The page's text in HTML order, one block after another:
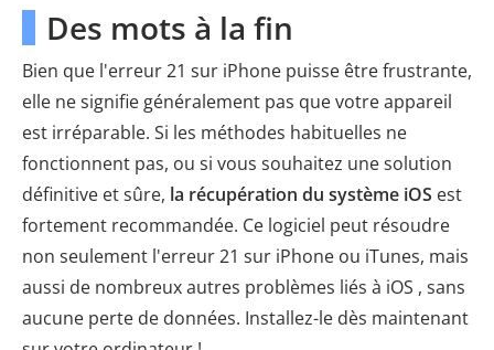
Des mots à la fin
Bien que l'erreur 21 sur iPhone puisse être frustrante,
elle ne signifie généralement pas que votre appareil
est irréparable. Si les méthodes habituelles ne
fonctionnent pas, ou si vous souhaitez une solution
définitive et sûre, la récupération du système iOS est
fortement recommandée. Ce logiciel peut résoudre
non seulement l'erreur 21 sur iPhone ou iTunes, mais
aussi de nombreux autres problèmes liés à iOS , sans
aucune perte de données. Installez-le dès maintenant